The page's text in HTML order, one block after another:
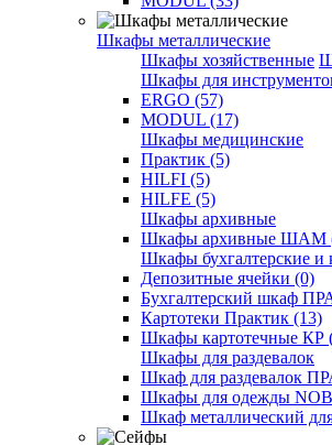
Шкафы металлические
Шкафы хозяйственные
Шкафы для
ERGO (57)
MODUL (17)
Шкафы медицинские
Практик (5)
HILFI (5)
HILFE (5)
Шкафы архивные
Шкафы архивные ШАМ
Шкафы бухгалтерские и
Депозитные ячейки (0)
Бухгалтерский шкаф
Картотеки Практик (13)
Шкафы картотечные КР
Шкафы для раздевалок
Шкаф для раздевалок
Шкафы для одежды
Шкаф металлический